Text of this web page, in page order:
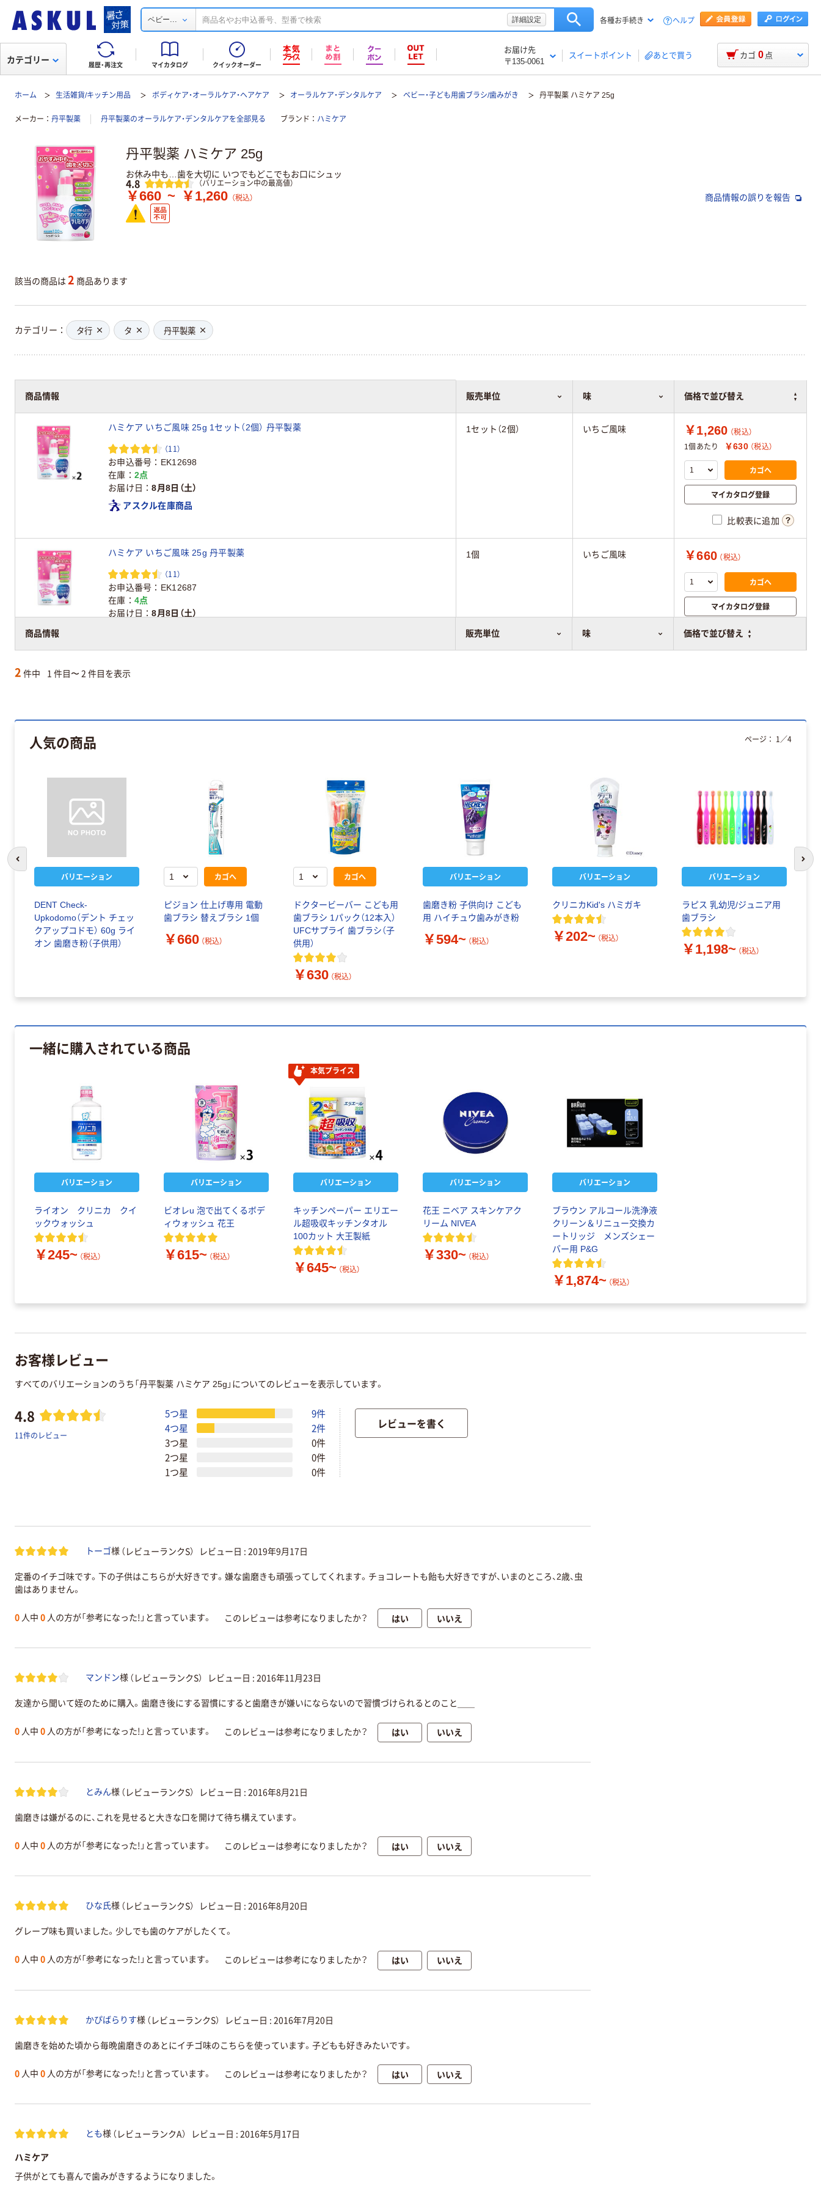
ベビー... 詳細設定 各種お手続き ヘルプ
履歴・再注文 マイカタログ クイックオーダー
お届け先
〒135-0061
スイートポイント あとで買う
カテゴリー カゴ 0 点
ホーム 生活雑貨/キッチン用品 ボディケア・オーラルケア・ヘアケア オーラルケア・デンタルケア ベビー・子ども用歯ブラシ/歯みがき 丹平製薬 ハミケア 25g
メーカー 丹平製薬 丹平製薬のオーラルケア・デンタルケアを全部見る ブランド ハミケア
丹平製薬 ハミケア 25g
お休み中も…歯を大切に いつでもどこでもお口にシュッ
レビュー
4.8 （バリエーション中の最高値）
￥660 ~ ￥1,260 （税込） 商品情報の誤りを報告
該当の商品は 2 商品あります
カテゴリー タ行 タ 丹平製薬
商品情報 販売単位 味 価格で並び替え
商品情報 販売単位 味 価格で並び替え
ハミケア いちご風味 25g 1セット（2個） 丹平製薬
（11）
お申込番号
EK12698
在庫
2点
お届け日
8月8日（土）
アスクル在庫商品
1セット（2個） いちご風味 ￥1,260 （税込）
1個あたり
￥630 （税込）
カゴへ
マイカタログ登録
比較表に追加
ハミケア いちご風味 25g 丹平製薬
（11）
お申込番号
EK12687
在庫
4点
お届け日
8月8日（土）
1個 いちご風味 ￥660 （税込）
カゴへ
マイカタログ登録
比較表に追加
2 件中 1 件目〜 2 件目を表示
人気の商品
バリエーション
DENT Check-
Upkodomo（デント チェッ
クアップコドモ） 60g ライ
オン 歯磨き粉（子供用）
カゴへ
ピジョン 仕上げ専用 電動
歯ブラシ 替えブラシ 1個
￥660 （税込）
カゴへ
ドクタービーバー こども用
歯ブラシ 1パック（12本入）
UFCサプライ 歯ブラシ（子
供用）
￥630 （税込）
バリエーション
歯磨き粉 子供向け こども
用 ハイチュウ歯みがき粉
￥594~ （税込）
バリエーション
クリニカKid's ハミガキ
￥202~ （税込）
バリエーション
ラピス 乳幼児/ジュニア用
歯ブラシ
￥1,198~ （税込）
ページ： 1 ／4
前のスライドへ 次
一緒に購入されている商品
バリエーション
ライオン クリニカ クイ
ックウォッシュ
￥245~ （税込）
バリエーション
ビオレu 泡で出てくるボデ
ィウォッシュ 花王
￥615~ （税込）
本気プライス
バリエーション
キッチンペーパー エリエー
ル超吸収キッチンタオル
100カット 大王製紙
￥645~ （税込）
バリエーション
花王 ニベア スキンケアク
リーム NIVEA
￥330~ （税込）
バリエーション
ブラウン アルコール洗浄液
クリーン＆リニュー交換カ
ートリッジ メンズシェー
バー用 P&G
￥1,874~ （税込）
お客様レビュー
すべてのバリエーションのうち「丹平製薬 ハミケア 25g」についてのレビューを表示しています。
4.8
11件のレビュー
5つ星
9件
4つ星
2件
3つ星
0件
2つ星
0件
1つ星
0件
レビューを書く
トーゴ様 （レビューランクS） レビュー日 : 2019年9月17日
定番のイチゴ味です。下の子供はこちらが大好きです。嫌な歯磨きも頑張ってしてくれます。チョコレートも飴も大好きですが、いまのところ、2歳、虫
歯はありません。
0 人中 0 人の方が「参考になった!」と言っています。 このレビューは参考になりましたか？ はい いいえ
マンドン様 （レビューランクS） レビュー日 : 2016年11月23日
友達から聞いて姪のために購入。歯磨き後にする習慣にすると歯磨きが嫌いにならないので習慣づけられるとのこと＿＿
0 人中 0 人の方が「参考になった!」と言っています。 このレビューは参考になりましたか？ はい いいえ
とみん様 （レビューランクS） レビュー日 : 2016年8月21日
歯磨きは嫌がるのに、これを見せると大きな口を開けて待ち構えています。
0 人中 0 人の方が「参考になった!」と言っています。 このレビューは参考になりましたか？ はい いいえ
ひな氏様 （レビューランクS） レビュー日 : 2016年8月20日
グレープ味も買いました。少しでも歯のケアがしたくて。
0 人中 0 人の方が「参考になった!」と言っています。 このレビューは参考になりましたか？ はい いいえ
かぴばらりす様 （レビューランクS） レビュー日 : 2016年7月20日
歯磨きを始めた頃から毎晩歯磨きのあとにイチゴ味のこちらを使っています。子どもも好きみたいです。
0 人中 0 人の方が「参考になった!」と言っています。 このレビューは参考になりましたか？ はい いいえ
とも様 （レビューランクA） レビュー日 : 2016年5月17日
ハミケア
子供がとても喜んで歯みがきするようになりました。